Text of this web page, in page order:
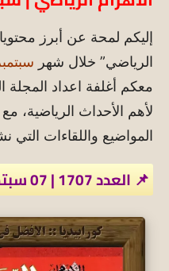
إليكم لمحة عن أبرز
الرياضي” خلال شهر سبتمبر
معكم أغلفة اعداد المجلة
لأهم الأحداث الرياضية،
المواضيع واللقاءات التي
📌 العدد 1707 | 07 سبتمبر 2022